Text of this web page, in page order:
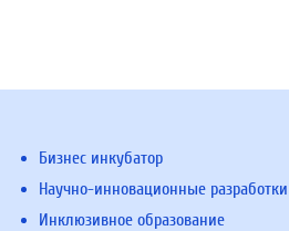
Бизнес инкубатор
Научно-инновационные разработки
Инклюзивное образование